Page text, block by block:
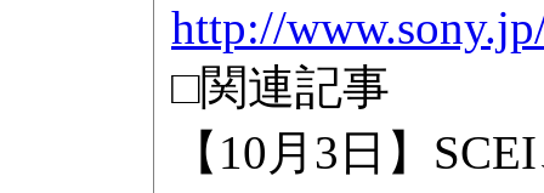
http://
□関連記事
【10月3日】